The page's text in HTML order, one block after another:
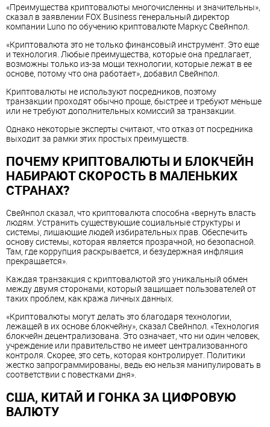
«Преимущества криптовалюты многочисленны и значительны»,
сказал в заявлении FOX Business генеральный директор
компании Luno по обучению криптовалюте Маркус Свейнпол.
«Криптовалюта это не только финансовый инструмент. Это еще
и технология. Любые преимущества, которые она предлагает,
возможны только из-за мощи технологии, которые лежат в ее
основе, потому что она работает», добавил Свейнпол.
Криптовалюты не используют посредников, поэтому
транзакции проходят обычно проще, быстрее и требуют меньше
или не требуют дополнительных комиссий за транзакции.
Однако некоторые эксперты считают, что отказ от посредника
выходит за рамки этих простых преимуществ.
ПОЧЕМУ КРИПТОВАЛЮТЫ И БЛОКЧЕЙН
НАБИРАЮТ СКОРОСТЬ В МАЛЕНЬКИХ
СТРАНАХ?
Свейнпол сказал, что криптовалюта способна «вернуть власть
людям. Устранить существующие социальные структуры и
системы, лишающие людей избирательных прав. Обеспечить
основу системы, которая является прозрачной, но безопасной.
Там, где коррупция раскрывается, и безудержная инфляция
прекращается».
Каждая транзакция с криптовалютой это уникальный обмен
между двумя сторонами, который защищает пользователей от
таких проблем, как кража личных данных.
«Криптовалюты могут делать это благодаря технологии,
лежащей в их основе блокчейну», сказал Свейнпол. «Технология
блокчейн децентрализована. Это означает, что ни один человек,
учреждение или правительство не имеет централизованного
контроля. Скорее, это сеть, которая контролирует. Политики
жестко запрограммированы, ведь ею нельзя манипулировать в
соответствии с повестками дня».
США, КИТАЙ И ГОНКА ЗА ЦИФРОВУЮ
ВАЛЮТУ